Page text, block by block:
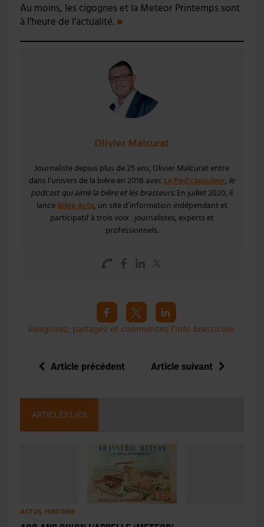
Au moins, les cigognes et la Meteor Printemps sont
à l’heure de l’actualité. ■
Olivier Malcurat
Journaliste depuis plus de 25 ans, Olivier Malcurat entre
dans l’univers de la bière en 2018 avecLe Pod’capsuleur, le
podcast qui aime la bière et les brasseurs. En juillet 2020, il
lanceBière Actu, un site d’information indépendant et
participatif à trois voix : journalistes, experts et
professionnels.
Réagissez, partagez et commentez l’info brassicole.
Article précédent Article suivant
ARTICLES LIÉS
ACTUS, HISTOIRE